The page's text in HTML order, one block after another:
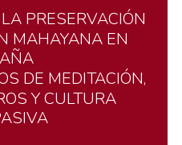
LA PRESERVACIÓN
MAHAYANA EN
DE MEDITACIÓN,
YCULTURA